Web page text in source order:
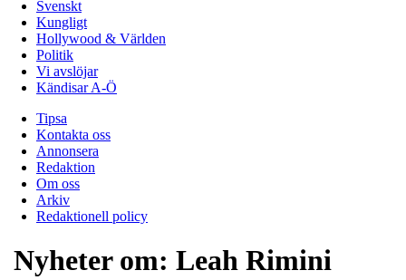
Svenskt
Kungligt
Hollywood & Världen
Politik
Vi avslöjar
Kändisar A-Ö
Tipsa
Kontakta oss
Annonsera
Redaktion
Om oss
Arkiv
Redaktionell policy
Nyheter om: Leah Rimini